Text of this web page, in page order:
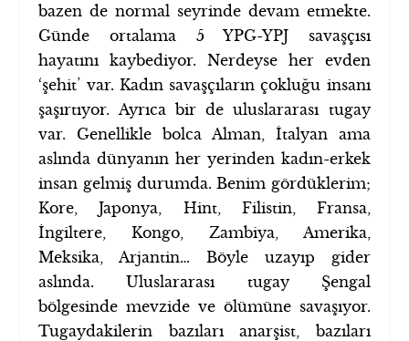
bazen de normal seyrinde devam etmekte.
Günde ortalama 5 YPG-YPJ savaşçısı
hayatını kaybediyor. Nerdeyse her evden
‘şehit’ var. Kadın savaşçıların çokluğu insanı
şaşırtıyor. Ayrıca bir de uluslararası tugay
var. Genellikle bolca Alman, İtalyan ama
aslında dünyanın her yerinden kadın-erkek
insan gelmiş durumda. Benim gördüklerim;
Kore, Japonya, Hint, Filistin, Fransa,
İngiltere, Kongo, Zambiya, Amerika,
Meksika, Arjantin… Böyle uzayıp gider
aslında. Uluslararası tugay Şengal
bölgesinde mevzide ve ölümüne savaşıyor.
Tugaydakilerin bazıları anarşist, bazıları